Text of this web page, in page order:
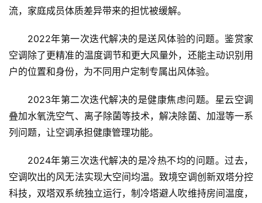
数
商
专
栏
题
流，家庭成员体质差异带来的担忧被缓解。
2022年第一次迭代解决的是送风体验的问题。鉴赏家
空调除了更精准的温度调节和更大风量外，还能主动识别用
户的位置和身份，为不同用户定制专属出风体验。
2023年第二次迭代解决的是健康焦虑问题。星云空调
叠加水氧洗空气、离子除菌等技术，解决除菌、加湿等一系
列问题，让空调承担健康管理功能。
2024年第三次迭代解决的是冷热不均的问题。过去，
空调吹出的风无法实现大空间均温。致境空调创新双塔分控
科技，双塔双系统独立运行，制冷塔避人吹维持房间温度，